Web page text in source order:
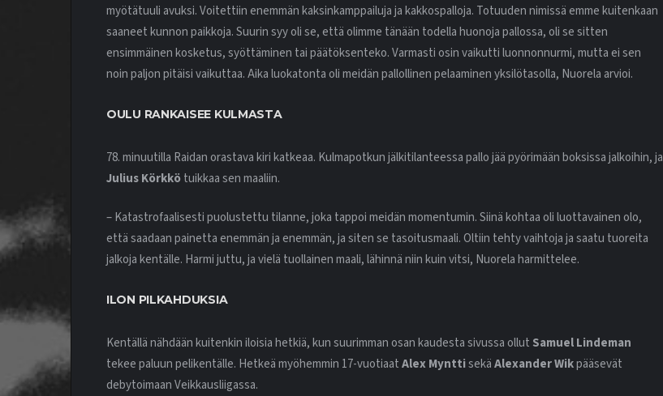
myötätuuli avuksi. Voitettiin enemmän kaksinkamppailuja ja kakkospalloja. Totuuden nimissä emme kuitenkaan
saaneet kunnon paikkoja. Suurin syy oli se, että olimme tänään todella huonoja pallossa, oli se sitten
ensimmäinen kosketus, syöttäminen tai päätöksenteko. Varmasti osin vaikutti luonnonnurmi, mutta ei sen
noin paljon pitäisi vaikuttaa. Aika luokatonta oli meidän pallollinen pelaaminen yksilötasolla, Nuorela arvioi.
OULU RANKAISEE KULMASTA
78. minuutilla Raidan orastava kiri katkeaa. Kulmapotkun jälkitilanteessa pallo jää pyörimään boksissa jalkoihin, ja
Julius Körkkötuikkaa sen maaliin.
– Katastrofaalisesti puolustettu tilanne, joka tappoi meidän momentumin. Siinä kohtaa oli luottavainen olo,
että saadaan painetta enemmän ja enemmän, ja siten se tasoitusmaali. Oltiin tehty vaihtoja ja saatu tuoreita
jalkoja kentälle. Harmi juttu, ja vielä tuollainen maali, lähinnä niin kuin vitsi, Nuorela harmittelee.
ILON PILKAHDUKSIA
Kentällä nähdään kuitenkin iloisia hetkiä, kun suurimman osan kaudesta sivussa ollut Samuel Lindeman
tekee paluun pelikentälle. Hetkeä myöhemmin 17-vuotiaatAlex MynttisekäAlexander Wikpääsevät
debytoimaan Veikkausliigassa.